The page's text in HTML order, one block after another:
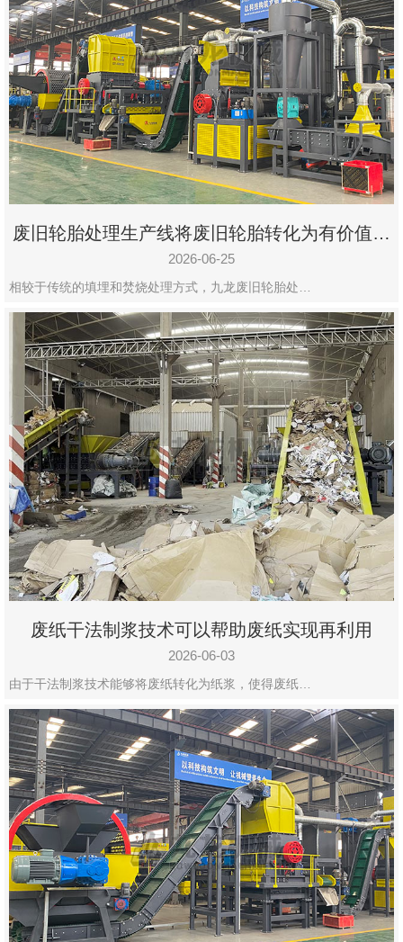
废旧轮胎处理生产线将废旧轮胎转化为有价值的
资源
2026-06-25
相较于传统的填埋和焚烧处理方式，九龙废旧轮胎处…
废纸干法制浆技术可以帮助废纸实现再利用
2026-06-03
由于干法制浆技术能够将废纸转化为纸浆，使得废纸…